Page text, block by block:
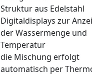
Struktur aus Edelstahl
Digitaldisplays zur
der Wassermenge und
Temperatur
die Mischung erfolgt
automatisch per